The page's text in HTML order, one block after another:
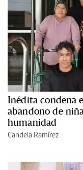
Inédita condena
abandono de
humanidad
Candela Ramírez